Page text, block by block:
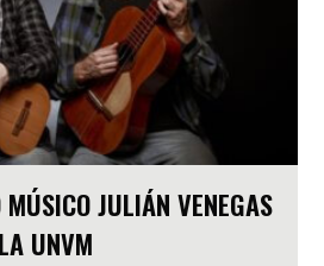
MÚSICO JULIÁN VENEGAS
UNVM